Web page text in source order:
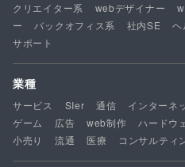
クリエイター系
webデザイナー
ー
バックオフィス系 社内SE ヘ
サポート
業種
サービス SIer 通信 インターネ
ゲーム
広告 web制作 ハードウ
小売り
流通 医療 コンサルティ